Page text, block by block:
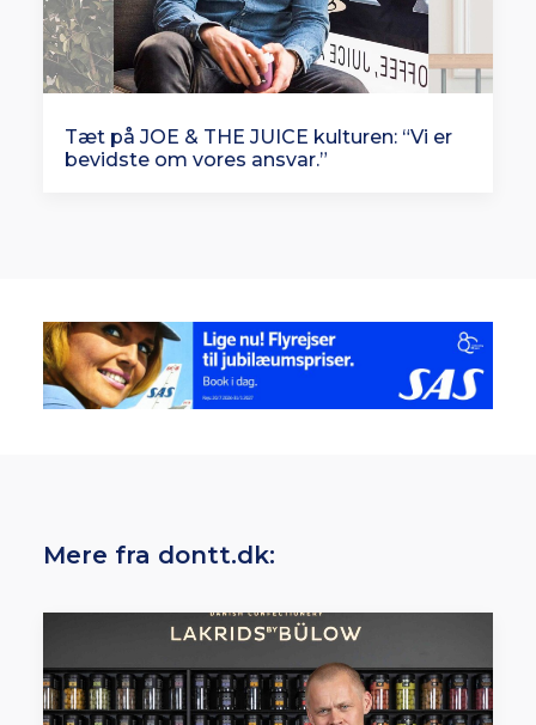
Tæt på JOE & THE JUICE kulturen: “Vi er
bevidste om vores ansvar.”
Mere fra dontt.dk: